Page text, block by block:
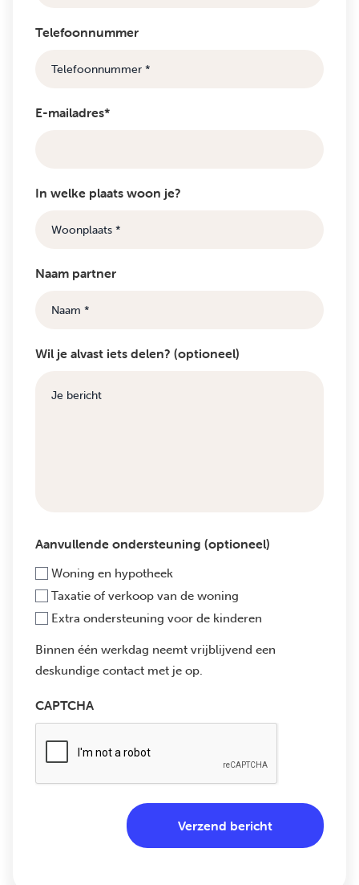
Telefoonnummer
E-mailadres*
In welke plaats woon je?
Naam partner
Wil je alvast iets delen? (optioneel)
Aanvullende ondersteuning (optioneel)
Woning en hypotheek
Taxatie of verkoop van de woning
Extra ondersteuning voor de kinderen
Binnen één werkdag neemt vrijblijvend een
deskundige contact met je op.
CAPTCHA